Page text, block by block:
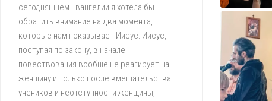
сегодняшнем Евангелии я хотела бы
обратить внимание на два момента,
которые нам показывает Иисус: Иисус,
поступая по закону, в начале
повествования вообще не реагирует на
женщину и только после вмешательства
учеников и неотступности женщины,